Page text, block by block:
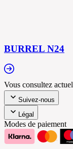
BURREL N24
Vous consultez
Suivez-nous
Légal
Modes de paiement